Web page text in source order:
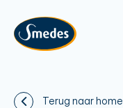
Terug naar home